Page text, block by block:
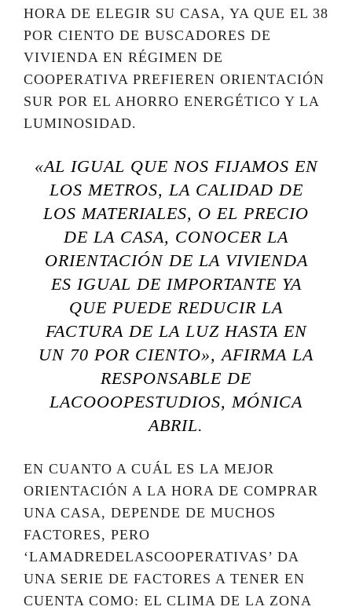
HORA DE ELEGIR SU CASA, YA QUE EL 38
POR CIENTO DE BUSCADORES DE
VIVIENDA EN RÉGIMEN DE
COOPERATIVA PREFIEREN ORIENTACIÓN
SUR POR EL AHORRO ENERGÉTICO Y LA
LUMINOSIDAD.
«AL IGUAL QUE NOS FIJAMOS EN
LOS METROS, LA CALIDAD DE
LOS MATERIALES, O EL PRECIO
DE LA CASA, CONOCER LA
ORIENTACIÓN DE LA VIVIENDA
ES IGUAL DE IMPORTANTE YA
QUE PUEDE REDUCIR LA
FACTURA DE LA LUZ HASTA EN
UN 70 POR CIENTO», AFIRMA LA
RESPONSABLE DE
LACOOOPESTUDIOS, MÓNICA
ABRIL.
EN CUANTO A CUÁL ES LA MEJOR
ORIENTACIÓN A LA HORA DE COMPRAR
UNA CASA, DEPENDE DE MUCHOS
FACTORES, PERO
‘LAMADREDELASCOOPERATIVAS’ DA
UNA SERIE DE FACTORES A TENER EN
CUENTA COMO: EL CLIMA DE LA ZONA